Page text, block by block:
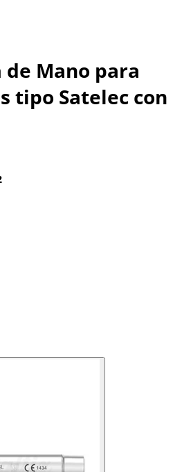
de Mano para
tipo Satelec con